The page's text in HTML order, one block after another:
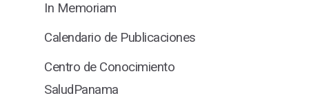
In Memoriam
Calendario de Publicaciones
Centro de Conocimiento
SaludPanama